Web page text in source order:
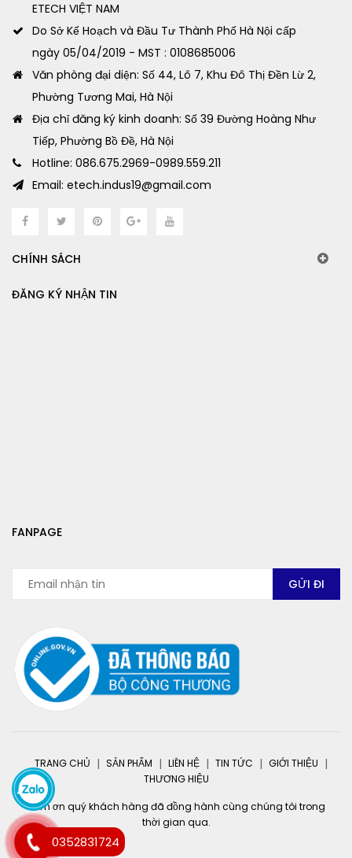
ETECH VIỆT NAM
Do Sở Kế Hoạch và Đầu Tư Thành Phố Hà Nội cấp
ngày 05/04/2019 - MST : 0108685006
Văn phòng đại diện: Số 44, Lô 7, Khu Đô Thị Đền Lừ 2,
Phường Tương Mai, Hà Nội
Địa chỉ đăng ký kinh doanh: Số 39 Đường Hoàng Như
Tiếp, Phường Bồ Đề, Hà Nội
Hotline: 086.675.2969-0989.559.211
Email: etech.indus19@gmail.com
CHÍNH SÁCH
ĐĂNG KÝ NHẬN TIN
FANPAGE
TRANG CHỦ SẢN PHẨM LIÊN HỆ TIN TỨC
GIỚI THIỆU
THƯƠNG HIỆU
Cảm ơn quý khách hàng đã đồng hành cùng chúng tôi trong
thời gian qua.
0352831724